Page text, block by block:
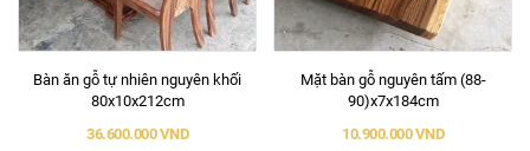
Bàn ăn gỗ tự nhiên nguyên khối
80x10x212cm
36.600.000 VND
Mặt bàn gỗ nguyên tấm (88-
90)x7x184cm
10.900.000 VND